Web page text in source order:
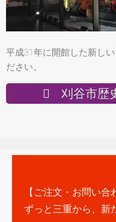
平成31年に開館した新し
ださい。
刈谷市歴
【ご注文・お問い合
ずっと三重から、新